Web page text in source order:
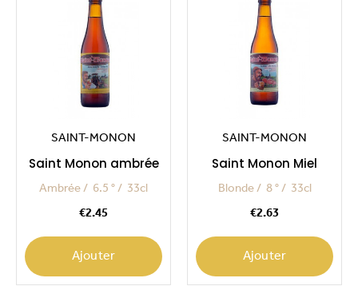
SAINT-MONON
Saint Monon ambrée
Ambrée 6.5 ° 33cl
€2.45
Ajouter
SAINT-MONON
Saint Monon Miel
Blonde 8 ° 33cl
€2.63
Ajouter